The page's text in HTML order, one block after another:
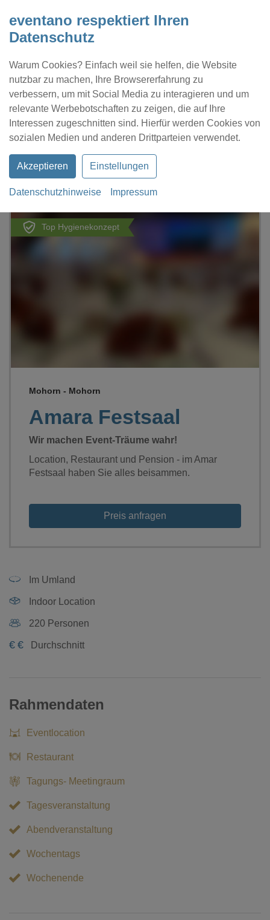
eventano respektiert Ihren
Datenschutz
Warum Cookies? Einfach weil sie helfen, die Website
nutzbar zu machen, Ihre Browsererfahrung zu
verbessern, um mit Social Media zu interagieren und um
relevante Werbebotschaften zu zeigen, die auf Ihre
Interessen zugeschnitten sind. Hierfür werden Cookies von
sozialen Medien und anderen Drittparteien verwendet.
Akzeptieren Einstellungen
Datenschutzhinweise Impressum
Kontakt Location eintragen Profil
Amara Festsaal
Top Hygienekonzept
Amara Festsaal
Mohorn - Mohorn
Wir machen Event-Träume wahr!
Location, Restaurant und Pension - im Amar
Festsaal haben Sie alles beisammen.
Preis anfragen
Im Umland
Indoor Location
220 Personen
€ € Durchschnitt
Rahmendaten
Eventlocation
Restaurant
Tagungs- Meetingraum
Tagesveranstaltung
Abendveranstaltung
Wochentags
Wochenende